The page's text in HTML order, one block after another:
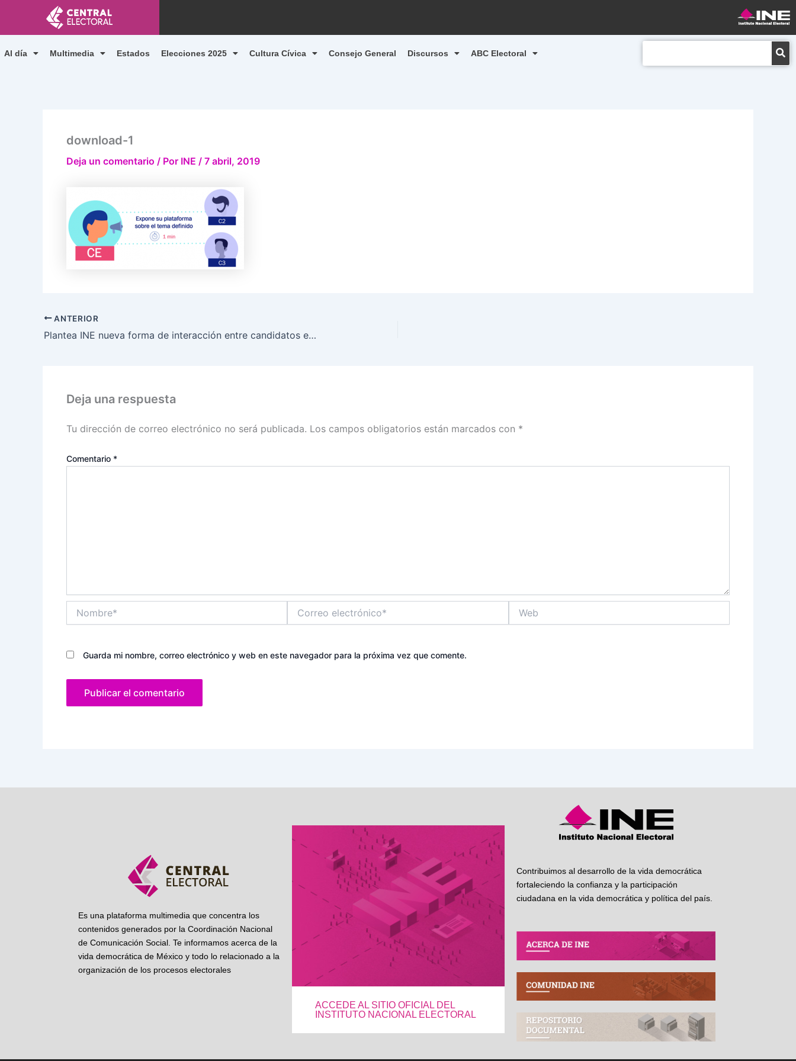
contenido
Al día Multimedia Estados Elecciones 2025 Cultura Cívica Consejo General Discursos ABC Electoral
download-1
Deja un comentario / Por INE / 7 abril, 2019
ANTERIOR
Plantea INE nueva forma de interacción entre candidatos en el Debate a la gubernatura de Puebla 2019
Deja una respuesta
Tu dirección de correo electrónico no será publicada. Los campos obligatorios están marcados con *
Comentario *
electrónico*
Guarda mi nombre, correo electrónico y web en este navegador para la próxima vez que comente.
Es una plataforma multimedia que concentra los
contenidos generados por la Coordinación Nacional
de Comunicación Social. Te informamos acerca de la
vida democrática de México y todo lo relacionado a la
organización de los procesos electorales
ACCEDE AL SITIO OFICIAL DEL
INSTITUTO NACIONAL ELECTORAL
Contribuimos al desarrollo de la vida democrática
fortaleciendo la confianza y la participación
ciudadana en la vida democrática y política del país.